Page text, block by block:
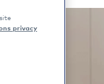
privacy